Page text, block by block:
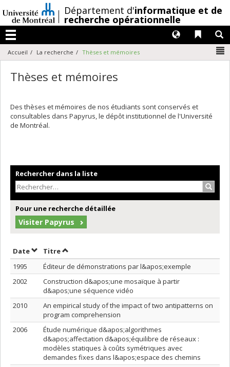
au
contenu
/Département d'informatique et de
recherche opérationnelle
Menu
Liens
Langues
Accueil La recherche Thèses et mémoires
Thèses et mémoires
Des thèses et mémoires de nos étudiants sont conservés et
consultables dans Papyrus, le dépôt institutionnel de l'Université
de Montréal.
Rechercher dans la liste
Pour une recherche détaillée
Visiter Papyrus
DateTrier par date en ordre croissant
TitreTrier par titre en ordre croissant
1995
Éditeur de démonstrations par l&apos;exemple
2002
Construction d&apos;une mosaïque à partir
d&apos;une séquence vidéo
2010
An empirical study of the impact of two antipatterns on
program comprehension
2006
Étude numérique d&apos;algorithmes
d&apos;affectation d&apos;équilibre de réseaux :
modèles statiques à coûts symétriques avec
demandes fixes dans l&apos;espace des chemins